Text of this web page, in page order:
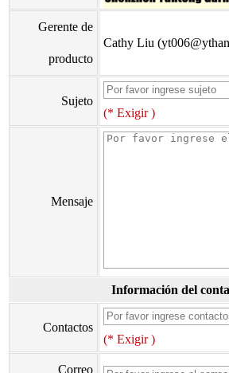
Gerente de
producto
Cathy Liu
Sujeto
(* Exigir )
Mensaje
Información del
Contactos
(* Exigir )
Correo